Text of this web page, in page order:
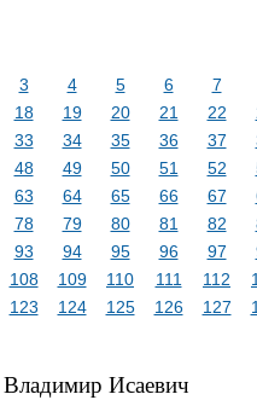
3 4 5 6 7
18 19 20 21 22
33 34 35 36 37
48 49 50 51 52
63 64 65 66 67
78 79 80 81 82
93 94 95 96 97
108 109 110 111 112
123 124 125 126 127
Исаевич